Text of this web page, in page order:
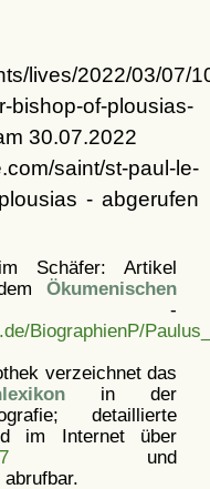
lives/2022/03/07/
bishop-of-plousias-
30.07.2022
saint/st-paul-le-
- abgerufen
Schäfer: Artikel
Ökumenischen
BiographienP/
verzeichnet das
in der
detaillierte
im Internet über
und
abrufbar.